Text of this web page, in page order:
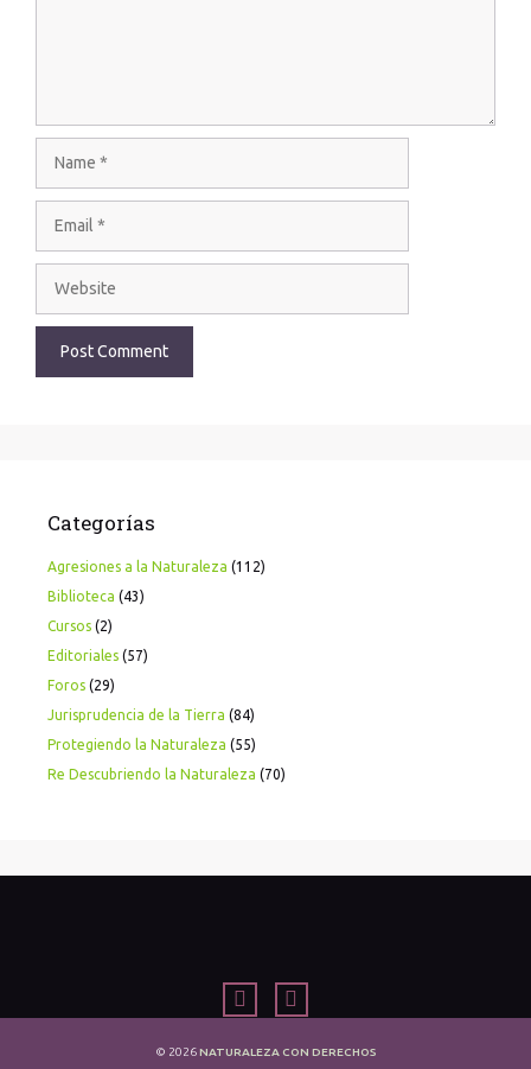
Categorías
Agresiones a la Naturaleza (112)
Biblioteca (43)
Cursos (2)
Editoriales (57)
Foros (29)
Jurisprudencia de la Tierra (84)
Protegiendo la Naturaleza (55)
Re Descubriendo la Naturaleza (70)
© 2026NATURALEZA CON DERECHOS